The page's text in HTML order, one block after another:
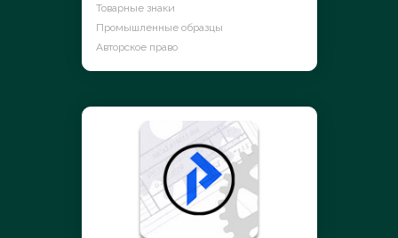
Товарные знаки
Промышленные образцы
Авторское право